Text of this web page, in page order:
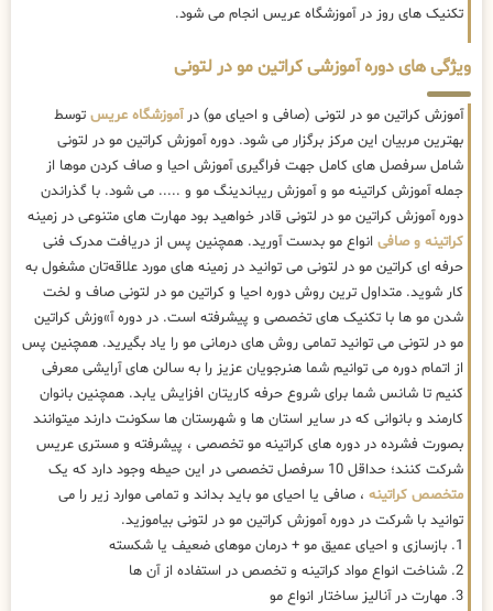
تکنیک های روز در آموزشگاه عریس انجام می شود.
ویژگی های دوره آموزشی کراتین مو در لتونی
آموزش کراتین مو در لتونی (صافی و احیای مو) درآموزشگاه عریس توسط
بهترین مربیان این مرکز برگزار می شود. دوره آموزش کراتین مو در لتونی
شامل سرفصل های کامل جهت فراگیری آموزش احیا و صاف کردن موها از
جمله آموزش کراتینه مو و آموزش ریباندینگ مو و ..... می شود. با گذراندن
دوره آموزش کراتین مو در لتونی قادر خواهید بود مهارت های متنوعی در زمینه
کراتینه و صافی انواع مو بدست آورید. همچنین پس از دریافت مدرک فنی
حرفه ای کراتین مو در لتونی می توانید در زمینه های مورد علاقه‌تان مشغول به
کار شوید. متداول ترین روش دوره احیا و کراتین مو در لتونی صاف و لخت
شدن مو ها با تکنیک های تخصصی و پیشرفته است. در دوره آ»وزش کراتین
مو در لتونی می توانید تمامی روش های درمانی مو را یاد بگیرید. همچنین پس
از اتمام دوره می توانیم شما هنرجویان عزیز را به سالن های آرایشی معرفی
کنیم تا شانس شما برای شروع حرفه کاریتان افزایش یابد. همچنین بانوان
کارمند و بانوانی که در سایر استان ها و شهرستان ها سکونت دارند میتوانند
بصورت فشرده در دوره های کراتینه مو تخصصی ، پیشرفته و مستری عریس
شرکت کنند؛ حداقل 10 سرفصل تخصصی در این حیطه وجود دارد که یک
متخصص کراتینه ، صافی یا احیای مو باید بداند و تمامی موارد زیر را می
توانید با شرکت در دوره آموزش کراتین مو در لتونی بیاموزید.
1. بازسازی و احیای عمیق مو + درمان موهای ضعیف یا شکسته
2. شناخت انواع مواد کراتینه و تخصص در استفاده از آن ها
3. مهارت در آنالیز ساختار انواع مو